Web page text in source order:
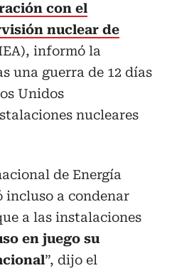
con el
nuclear de
informó la
una guerra de 12 días
Unidos
nucleares
de Energía
incluso a condenar
a las instalaciones
en juego su
”, dijo el